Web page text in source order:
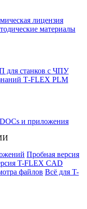
лицензия
материалы
для станков с ЧПУ
T‑FLEX PLM
и приложения
Пробная версия
T-FLEX CAD
файлов Всё для T-